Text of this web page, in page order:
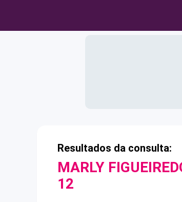
Resultados da consulta:
MARLY
12